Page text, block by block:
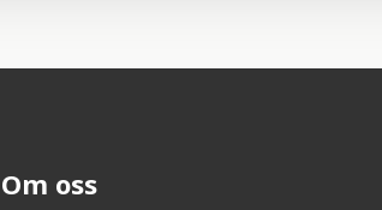
Om oss